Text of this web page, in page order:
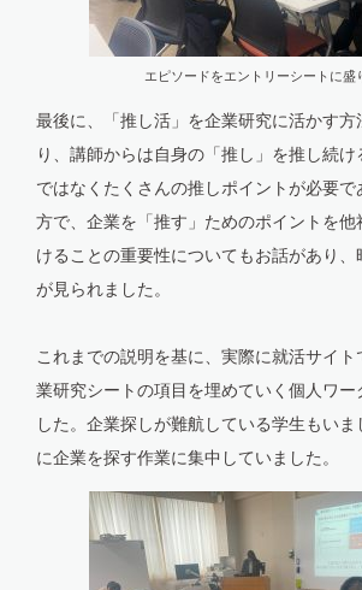
エピソードをエントリーシートに盛
最後に、「推し活」を企業研究に活かす方
り、講師からは自身の「推し」を推し続
ではなくたくさんの推しポイントが必要で
方で、企業を「推す」ためのポイントを他
けることの重要性についてもお話があり
が見られました。
これまでの説明を基に、実際に就活サイ
業研究シートの項目を埋めていく個人ワー
した。企業探しが難航している学生もいま
に企業を探す作業に集中していました。